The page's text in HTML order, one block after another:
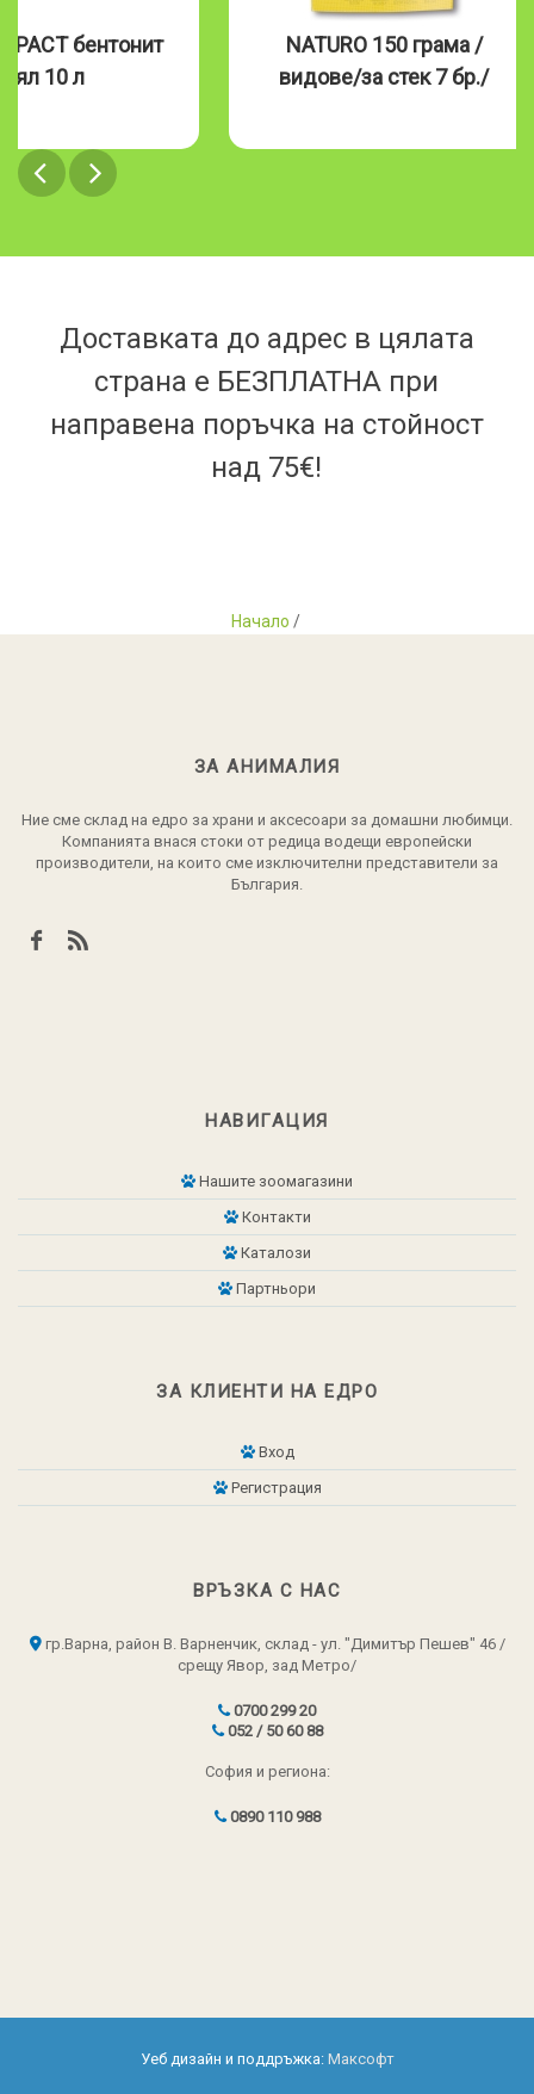
бентонит
бял 10 л
NATURO 150 грама /
видове/за стек 7 бр./
Доставката до адрес в цялата
страна е БЕЗПЛАТНА при
направена поръчка на стойност
над 75€!
Начало /
ЗА АНИМАЛИЯ
Ние сме склад на едро за храни и аксесоари за домашни любимци.
Компанията внася стоки от редица водещи европейски
производители, на които сме изключителни представители за
България.
НАВИГАЦИЯ
Нашите зоомагазини
Контакти
Каталози
Партньори
ЗА КЛИЕНТИ НА ЕДРО
Вход
Регистрация
ВРЪЗКА С НАС
гр.Варна, район В. Варненчик, склад - ул. "Димитър Пешев" 46 /
срещу Явор, зад Метро/
0700 299 20
052 / 50 60 88
София и региона:
0890 110 988
Уеб дизайн и поддръжка: Максофт